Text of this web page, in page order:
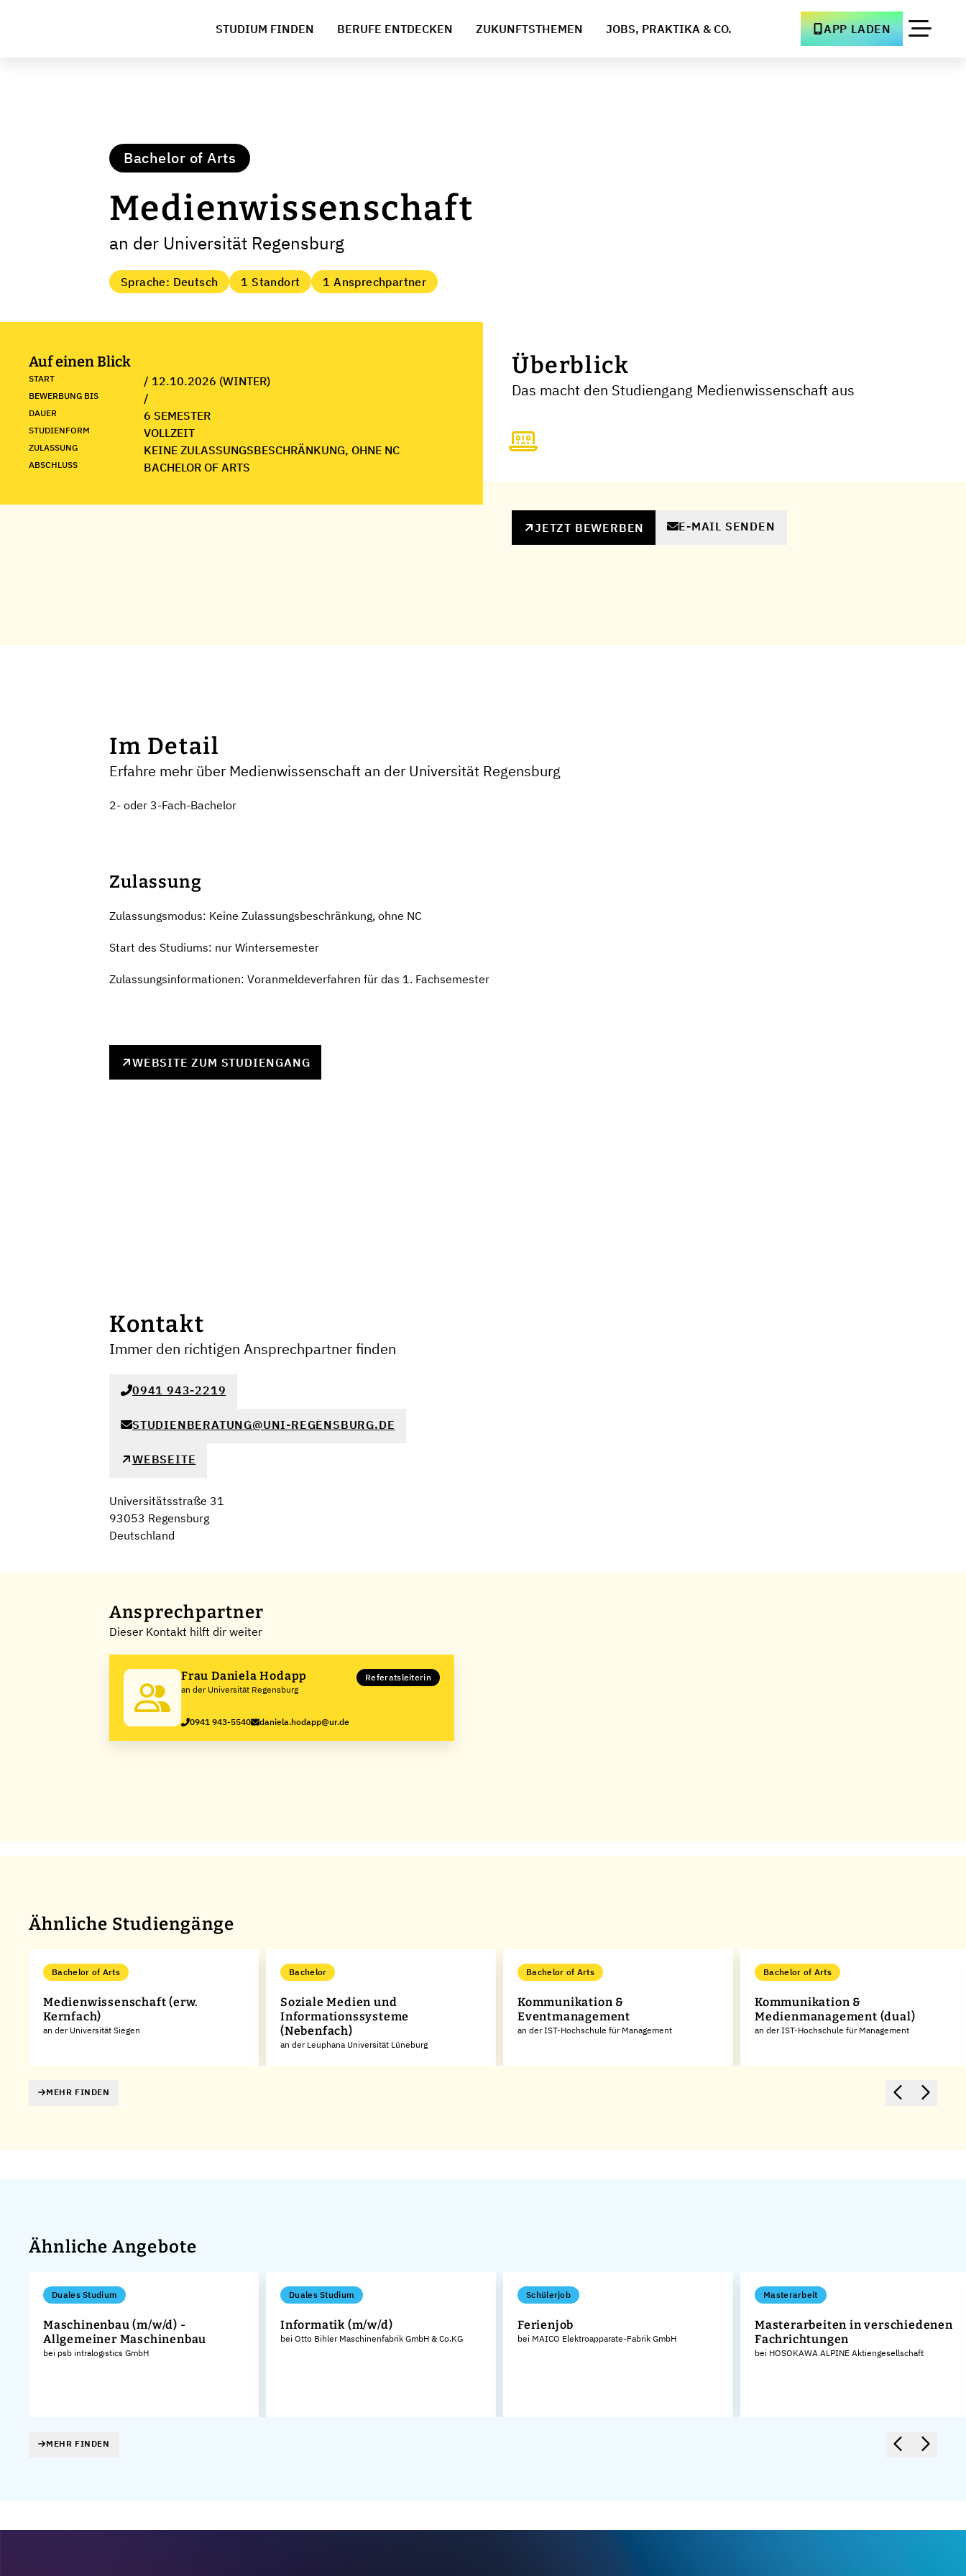
STUDIUM FINDEN BERUFE ENTDECKEN ZUKUNFTSTHEMEN JOBS, PRAKTIKA & CO. APP LADEN
Bachelor of Arts
Medienwissenschaft
an der Universität Regensburg
Sprache: Deutsch 1 Standort 1 Ansprechpartner
Auf einen Blick
START / 12.10.2026 (WINTER)
BEWERBUNG BIS /
DAUER 6 SEMESTER
STUDIENFORM VOLLZEIT
ZULASSUNG KEINE ZULASSUNGSBESCHRÄNKUNG, OHNE NC
ABSCHLUSS BACHELOR OF ARTS
Überblick
Das macht den Studiengang Medienwissenschaft aus
JETZT BEWERBEN E-MAIL SENDEN
Im Detail
Erfahre mehr über Medienwissenschaft an der Universität Regensburg
2- oder 3-Fach-Bachelor
Zulassung
Zulassungsmodus: Keine Zulassungsbeschränkung, ohne NC
Start des Studiums: nur Wintersemester
Zulassungsinformationen: Voranmeldeverfahren für das 1. Fachsemester
WEBSITE ZUM STUDIENGANG
Kontakt
Immer den richtigen Ansprechpartner finden
0941 943-2219
STUDIENBERATUNG@UNI-REGENSBURG.DE
WEBSEITE
Universitätsstraße 31
93053 Regensburg
Deutschland
Ansprechpartner
Dieser Kontakt hilft dir weiter
Frau Daniela Hodapp
an der Universität Regensburg
Referatsleiterin
0941 943-5540 daniela.hodapp@ur.de
Ähnliche Studiengänge
Bachelor of Arts
Medienwissenschaft (erw.
Kernfach)
an der Universität Siegen
Bachelor
Soziale Medien und
Informationssysteme
(Nebenfach)
an der Leuphana Universität Lüneburg
Bachelor of Arts
Kommunikation &
Eventmanagement
an der IST-Hochschule für Management
Bachelor of Arts
Kommunikation &
Medienmanagement (dual)
an der IST-Hochschule für Management
MEHR FINDEN
Ähnliche Angebote
Duales Studium
Maschinenbau (m/w/d) -
Allgemeiner Maschinenbau
bei psb intralogistics GmbH
Duales Studium
Informatik (m/w/d)
bei Otto Bihler Maschinenfabrik GmbH & Co.KG
Schülerjob
Ferienjob
bei MAICO Elektroapparate-Fabrik GmbH
Masterarbeit
Masterarbeiten in verschiedenen
Fachrichtungen
bei HOSOKAWA ALPINE Aktiengesellschaft
MEHR FINDEN